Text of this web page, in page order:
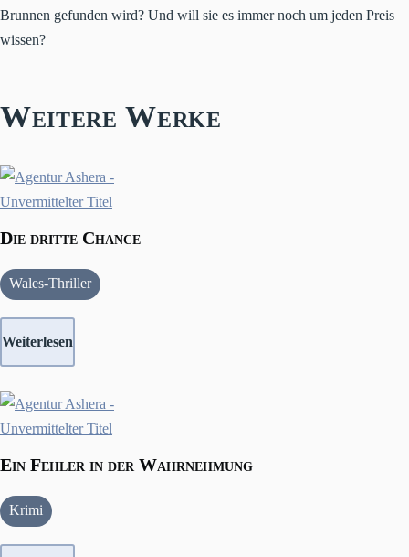
Brunnen gefunden wird? Und will sie es immer noch um jeden Preis
wissen?
Weitere Werke
Die dritte Chance
Wales-Thriller
Weiterlesen
Ein Fehler in der Wahrnehmung
Krimi